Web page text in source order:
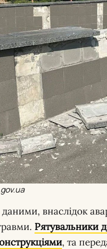
внаслідок
Рятувальники
, та